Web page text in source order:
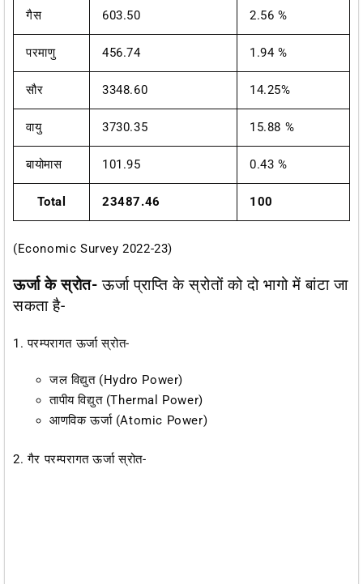
गैस 603.50 2.56 %
परमाणु 456.74 1.94 %
सौर 3348.60 14.25%
वायु 3730.35 15.88 %
बायोमास 101.95 0.43 %
Total 23487.46 100
(Economic Survey 2022-23)
ऊर्जा के स्रोत-ऊर्जा प्राप्ति के स्रोतों को दो भागो में बांटा जा
सकता है-
1. परम्परागत ऊर्जा स्रोत-
जल विद्युत (Hydro Power)
तापीय विद्युत (Thermal Power)
आणविक ऊर्जा (Atomic Power)
2. गैर परम्परागत ऊर्जा स्रोत-